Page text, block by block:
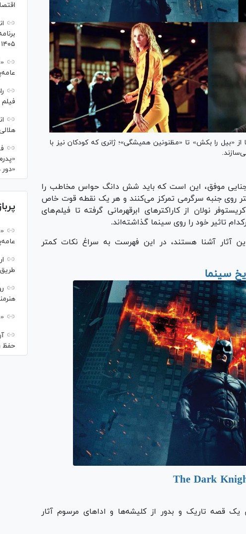
«بیل را بکش» تا «مظنونین همیشگی»؛ ژانری که کودکان نیز با
جنایی موفق، این است که باید شش دانگ حواس مخاطب را
روی جنبه سرگرمی تمرکز می‌کنند و هر یک نقطه قوت خاص
نولان از کاراکترهای ابرقهرمانی گرفته تا فیلم‌های
تاثیر خود را روی سینما گذاشته‌اند.
آثار آشنا هستند، در این فهرست به سراغ نکات کمتر
سینما
قصه تاریک و بدور از کلیشه‌ها و اداهای مرسوم آثار
۱۴۰۵
فیلم
حفظ